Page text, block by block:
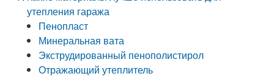
утепления гаража
Пенопласт
Минеральная вата
Экструдированный пенополистирол
Отражающий утеплитель